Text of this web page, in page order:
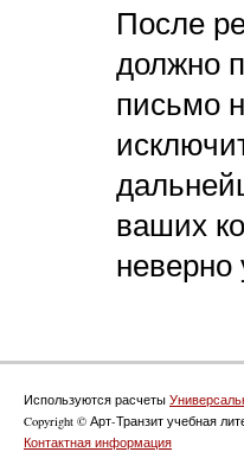
После
должно
письмо
ваших
неверно
Используются расчеты
Copyright © Арт-Транзит учебная
Контактная информация